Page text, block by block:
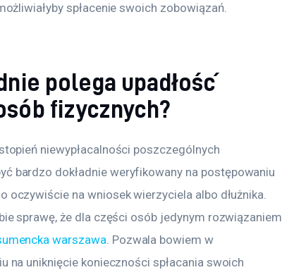
spłacenie swoich zobowiązań.
polega upadłość
fizycznych?
niewypłacalności poszczególnych
bardzo dokładnie weryfikowany na postępowaniu
oczywiście na wniosek wierzyciela albo dłużnika.
sprawę, że dla części osób jedynym rozwiązaniem
warszawa. Pozwala bowiem w
na uniknięcie konieczności spłacania swoich